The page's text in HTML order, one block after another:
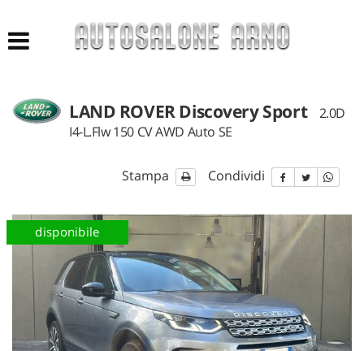
ACQUISTIAMO USATO
AZIENDA
ASSISTENZA
CONTATTI
LAND ROVER Discovery Sport
2.0D
I4-L.Flw 150 CV AWD Auto SE
Stampa Condividi
disponibile